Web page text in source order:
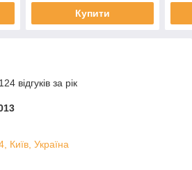
Купити
відгуків за рік
Київ, Україна